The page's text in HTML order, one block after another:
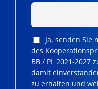
Ja, senden Sie
des
BB / PL 2021-2027
damit
zu erhalten und